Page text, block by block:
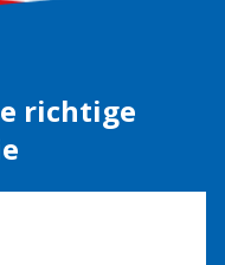
richtige